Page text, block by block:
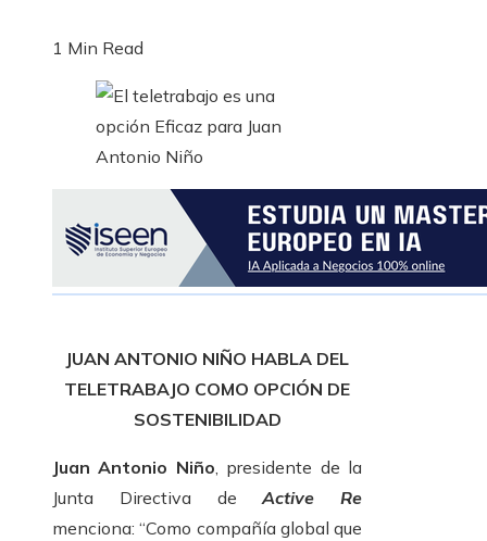
1 Min Read
JUAN ANTONIO NIÑO HABLA DEL
TELETRABAJO COMO OPCIÓN DE
SOSTENIBILIDAD
Juan Antonio Niño, presidente de la
Junta Directiva deActive Re
menciona: “Como compañía global que